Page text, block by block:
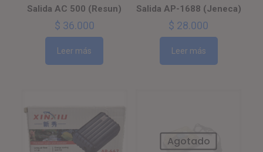
Salida AC 500 (Resun)
$ 36.000
Leer más
Salida AP-1688 (Jeneca)
$ 28.000
Leer más
Agotado